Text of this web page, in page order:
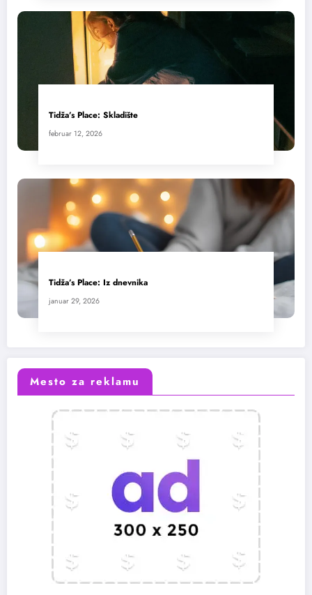
Tidža’s Place: Skladište
februar 12, 2026
Tidža’s Place: Iz dnevnika
januar 29, 2026
Mesto za reklamu